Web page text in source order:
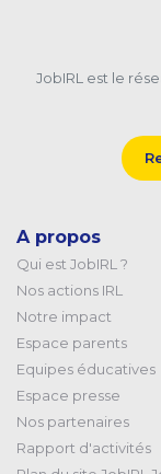
JobIRL est le
A propos
Qui est JobIRL ?
Nos actions IRL
Notre impact
Espace parents
Equipes éducatives
Espace presse
Nos partenaires
Rapport d'activités